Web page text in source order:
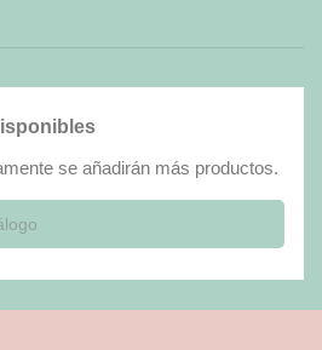
se añadirán más productos.